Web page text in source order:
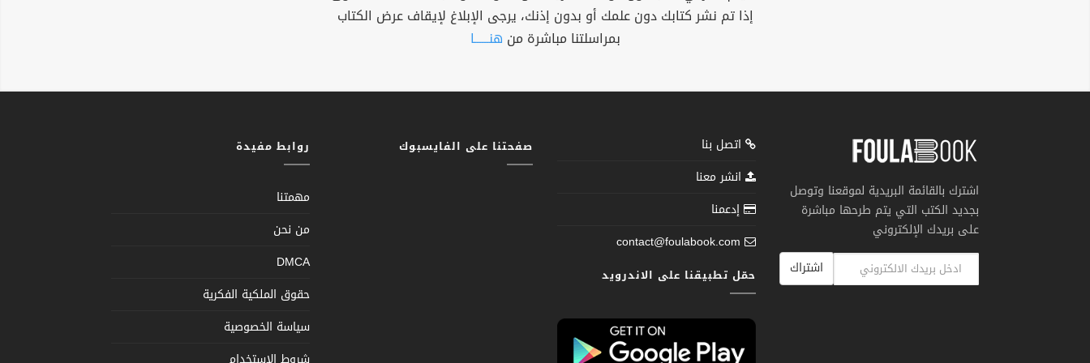
إذا تم نشر كتابك دون علمك أو بدون إذنك، يرجى الإبلاغ لإيقاف عرض الكتاب
بمراسلتنا مباشرة من هنــــــا
اشترك بالقائمة البريدية لموقعنا وتوصل
بجديد الكتب التي يتم طرحها مباشرة
على بريدك الإلكتروني
اشتراك
اتصل بنا
انشر معنا
إدعمنا
contact@foulabook.com
حمّل تطبيقنا على الاندرويد
صفحتنا على الفايسبوك روابط مفيدة
مهمتنا
من نحن
DMCA
حقوق الملكية الفكرية
سياسة الخصوصية